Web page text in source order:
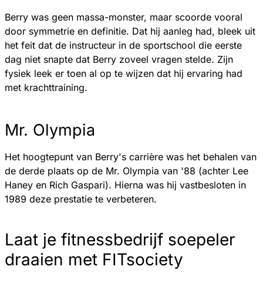
Berry was geen massa-monster, maar scoorde vooral
door symmetrie en definitie. Dat hij aanleg had, bleek uit
het feit dat de instructeur in de sportschool die eerste
dag niet snapte dat Berry zoveel vragen stelde. Zijn
fysiek leek er toen al op te wijzen dat hij ervaring had
met krachttraining.
Mr. Olympia
Het hoogtepunt van Berry's carrière was het behalen van
de derde plaats op de Mr. Olympia van '88 (achter Lee
Haney en Rich Gaspari). Hierna was hij vastbesloten in
1989 deze prestatie te verbeteren.
Laat je fitnessbedrijf soepeler
draaien met FITsociety